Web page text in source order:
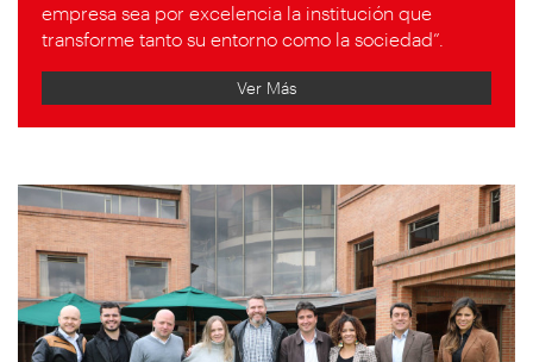
empresa sea por excelencia la institución que
transforme tanto su entorno como la sociedad”.
Ver Más